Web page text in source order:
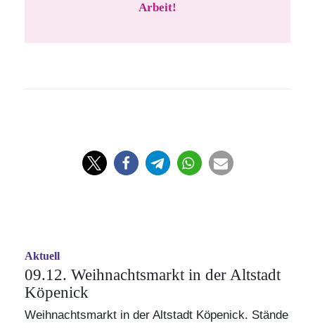
Arbeit!
Aktuell
09.12. Weihnachtsmarkt in der Altstadt
Köpenick
Weihnachtsmarkt in der Altstadt Köpenick. Stände